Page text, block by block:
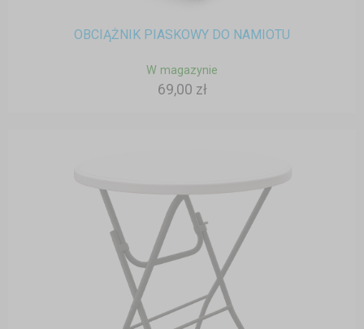
OBCIĄŻNIK PIASKOWY DO NAMIOTU
W magazynie
69,00 zł